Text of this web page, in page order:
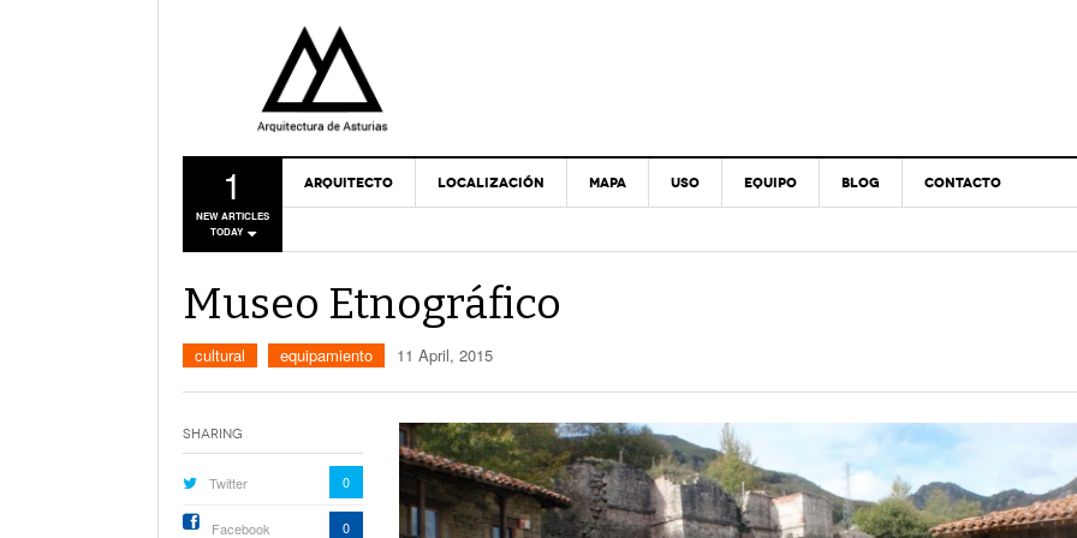
1
NEW ARTICLES
TODAY
ARQUITECTO LOCALIZACIÓN MAPA USO EQUIPO BLOG CONTACTO
Museo Etnográfico
cultural equipamiento 11 April, 2015
Sharing
Twitter 0
Facebook 0